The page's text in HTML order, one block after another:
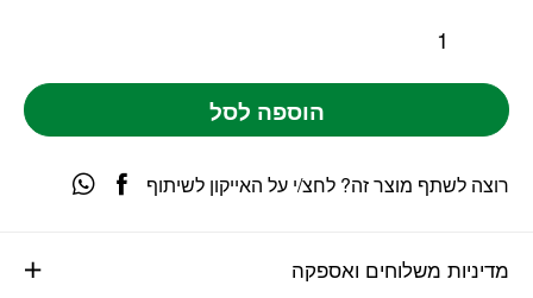
הוספה לסל
מדיניות משלוחים ואספקה
רוצה לשתף מוצר זה? לחצ/י על האייקון לשיתוף